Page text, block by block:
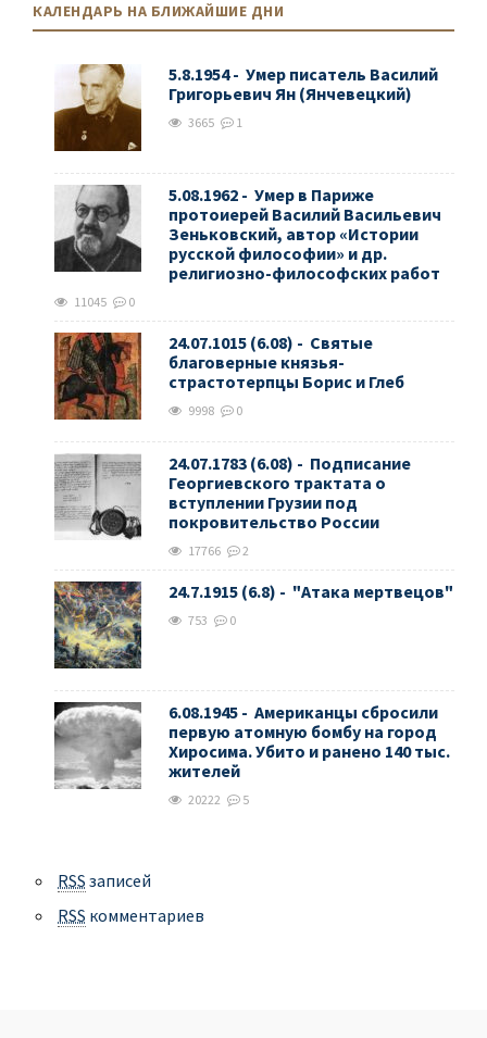
КАЛЕНДАРЬ НА БЛИЖАЙШИЕ ДНИ
5.8.1954 - Умер писатель Василий
Григорьевич Ян (Янчевецкий)
3665 1
5.08.1962 - Умер в Париже
протоиерей Василий Васильевич
Зеньковский, автор «Истории
русской философии» и др.
религиозно-философских работ
11045 0
24.07.1015 (6.08) - Святые
благоверные князья-
страстотерпцы Борис и Глеб
9998 0
24.07.1783 (6.08) - Подписание
Георгиевского трактата о
вступлении Грузии под
покровительство России
17766 2
24.7.1915 (6.8) - "Атака мертвецов"
753 0
6.08.1945 - Американцы сбросили
первую атомную бомбу на город
Хиросима. Убито и ранено 140 тыс.
жителей
20222 5
RSS записей
RSS комментариев